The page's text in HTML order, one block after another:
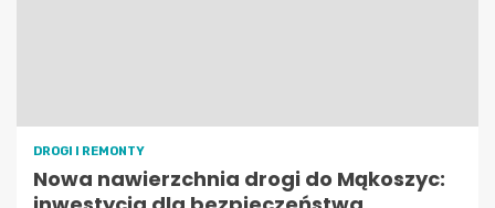
DROGI I REMONTY
Nowa nawierzchnia drogi do Mąkoszyc: